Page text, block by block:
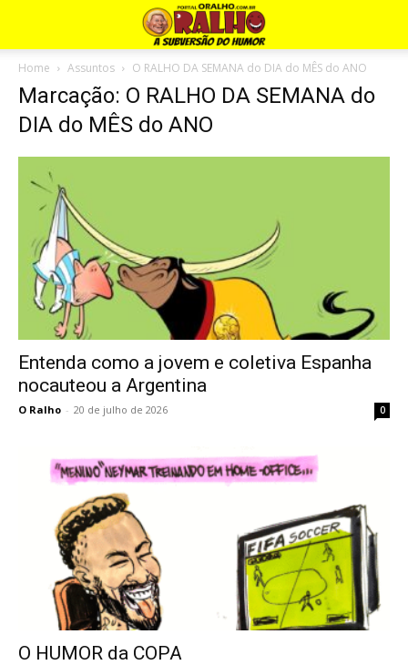
Home Assuntos O RALHO DA SEMANA do DIA do MÊS do ANO
Marcação: O RALHO DA SEMANA do
DIA do MÊS do ANO
Entenda como a jovem e coletiva Espanha
nocauteou a Argentina
O Ralho - 20 de julho de 2026 0
O HUMOR da COPA